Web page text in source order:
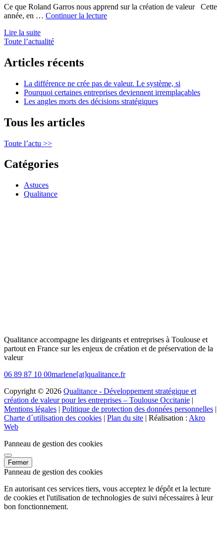
Le
Ce que Roland Garros nous apprend sur la création de valeur Cette
année, en … Continuer la lecturede
Lire la suite
Toute l’actualité
Articles récents
La différence ne crée pas de valeur. Le système, si
Pourquoi certaines entreprises deviennent irremplaçables
Les angles morts des décisions stratégiques
Tous les articles
Toute l’actu >>
Catégories
Astuces
Qualitance
Qualitance accompagne les dirigeants et entreprises à Toulouse et
partout en France sur les enjeux de création et de préservation de la
valeur
06 89 87 10 00marlene[at]qualitance.fr
Copyright © 2026 Qualitance - Développement stratégique et
création de valeur pour les entreprises – Toulouse Occitanie |
Mentions légales | Politique de protection des données personnelles |
Charte d´utilisation des cookies | Plan du site | Réalisation : Akro
Web
Panneau de gestion des cookies
Fermer
Panneau de gestion des cookies
En autorisant ces services tiers, vous acceptez le dépôt et la lecture
de cookies et l'utilisation de technologies de suivi nécessaires à leur
bon fonctionnement.